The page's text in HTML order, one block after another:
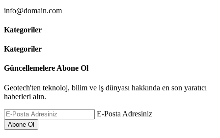
info@domain.com
Kategoriler
Kategoriler
Güncellemelere Abone Ol
Geotech'ten teknoloj, bilim ve iş dünyası hakkında en son yaratıcı
haberleri alın.
E-Posta Adresiniz